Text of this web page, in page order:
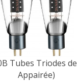
Tubes Triodes
Appairée)